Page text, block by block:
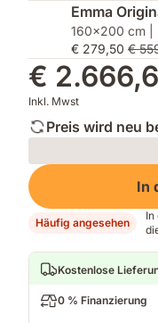
Emma
160x200 cm |
€ 279,50 €
€
Inkl. Mwst
Preis wird neu
Loading
In
Häufig angesehen
In
Kostenlose
0 % Finanzierung